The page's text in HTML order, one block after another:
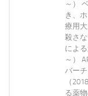
～）
き、
療用
殺さ
によ
～）
バー
（
る薬